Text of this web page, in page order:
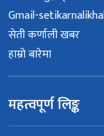
Gmail-
सेती कर्णाली खबर
हाम्रो बारेमा
महत्वपूर्ण लिङ्क